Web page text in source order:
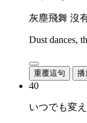
灰塵飛舞 沒
Dust dances,
重覆這句 播
40
いつでも変